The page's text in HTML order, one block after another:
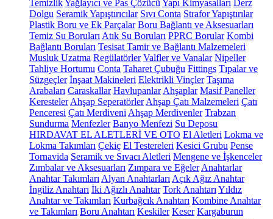
TemizlikYağlayıcı ve Pas Çözücü Yapı Kimyasalları Derz
Dolgu Seramik Yapıştırıcılar Sıvı Conta Strafor Yapıştırılar
Plastik Boru ve Ek Parçalar Boru Bağlantı ve Aksesuarları
Temiz Su Boruları Atık Su Boruları PPRC Borular Kombi
Bağlantı Boruları Tesisat Tamir ve Bağlantı Malzemeleri
Musluk Uzatma Regülatörler Valfler ve Vanalar Nipeller
Tahliye Hortumu Conta Taharet Çubuğu Fittings Tıpalar ve
Süzgeçler İnşaat Makineleri Elektrikli Vinçler Taşıma
Arabaları Caraskallar Havlupanlar Ahşaplar Masif Paneller
Keresteler Ahşap Seperatörler Ahşap Çatı Malzemeleri Çatı
Penceresi Çatı Merdiveni Ahşap Merdivenler Trabzan
Sundurma Menfezler Banyo Menfezi Su Deposu
HIRDAVAT EL ALETLERİ VE OTO El Aletleri Lokma ve
Lokma Takımları Çekiç El Testereleri Kesici Grubu Pense
Tornavida Seramik ve Sıvacı Aletleri Mengene ve İşkenceler
Zımbalar ve Aksesuarları Zımpara ve Eğeler Anahtarlar
Anahtar Takımları Alyan Anahtarları Açık Ağız Anahtar
İngiliz Anahtarı İki Ağızlı Anahtar Tork Anahtarı Yıldız
Anahtar ve Takımları Kurbağcık Anahtarı Kombine Anahtar
ve Takımları Boru Anahtarı Keskiler Keser Kargaburun